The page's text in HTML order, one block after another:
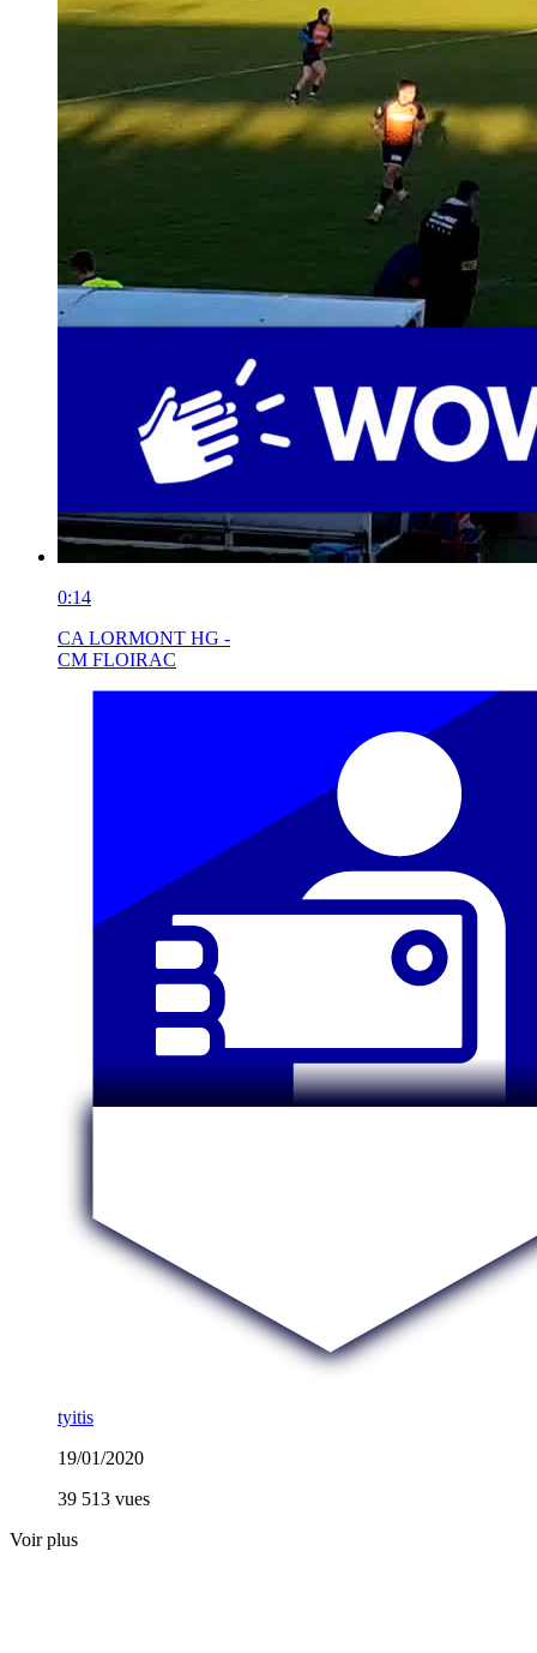
0:14
CA LORMONT HG -
CM FLOIRAC
tyitis
19/01/2020
39 513 vues
Voir plus